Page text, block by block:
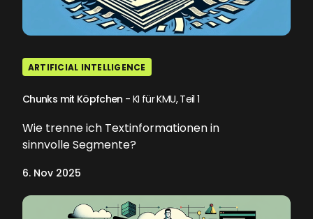
ARTIFICIAL INTELLIGENCE
Chunks mit Köpfchen - KI für KMU, Teil 1
Wie trenne ich Textinformationen in
sinnvolle Segmente?
6. Nov 2025